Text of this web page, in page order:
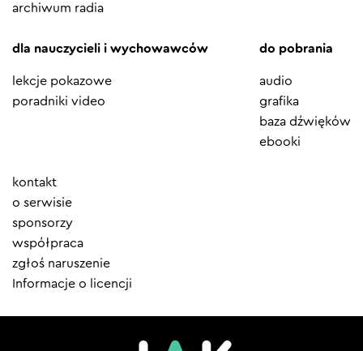
archiwum radia
dla nauczycieli i wychowawców
lekcje pokazowe
poradniki video
do pobrania
audio
grafika
baza dźwięków
ebooki
Element
menu
kontakt
o serwisie
sponsorzy
współpraca
zgłoś naruszenie
Informacje o licencji